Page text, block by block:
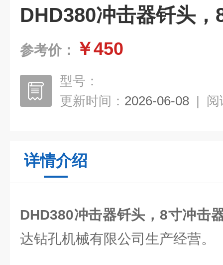
DHD380冲击器钎头
参考价： ￥450
型号：
更新时间： 2026-06-08 | 阅
详情介绍
DHD380冲击器钎头，8寸冲击
达钻孔机械有限公司生产经营。